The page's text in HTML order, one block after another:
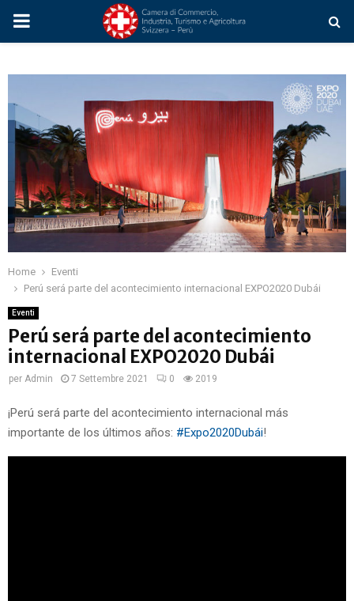
PRIMARY
Home
Eventi
Perú será parte del acontecimiento internacional EXPO2020 Dubái
Eventi
Perú será parte del acontecimiento
internacional EXPO2020 Dubái
per Admin 7 Settembre 2021 0 2019
¡Perú será parte del acontecimiento internacional más
importante de los últimos años: #Expo2020Dubái!